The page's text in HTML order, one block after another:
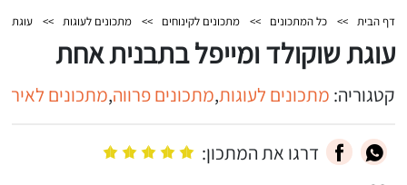
דף הבית >> כל המתכונים >> מתכונים לקינוחים >> מתכונים לעוגות >> עוגת
עוגת שוקולד ומייפל בתבנית אחת
קטגוריה: מתכונים לעוגות,מתכונים פרווה,מתכונים
דרגו את המתכון: